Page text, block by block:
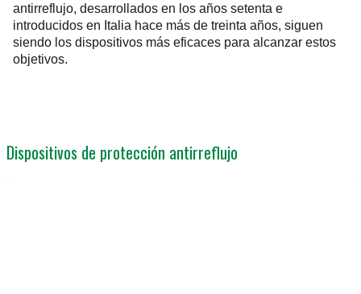
antirreflujo, desarrollados en los años setenta e
introducidos en Italia hace más de treinta años, siguen
siendo los dispositivos más eficaces para alcanzar estos
objetivos.
Dispositivos de protección antirreflujo